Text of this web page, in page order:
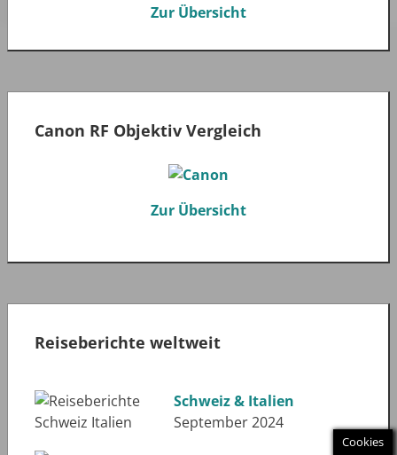
Zur Übersicht
Canon RF Objektiv Vergleich
Zur Übersicht
Reiseberichte weltweit
Schweiz & Italien
September 2024
Cookies